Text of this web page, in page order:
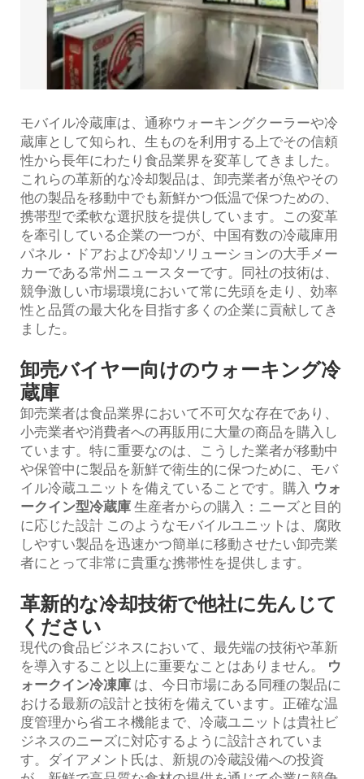
モバイル冷蔵庫は、通称ウォーキングクーラーや冷
蔵庫として知られ、生ものを利用する上でその信頼
性から長年にわたり食品業界を変革してきました。
これらの革新的な冷却製品は、卸売業者が魚やその
他の製品を移動中でも新鮮かつ低温で保つための、
携帯型で柔軟な選択肢を提供しています。この変革
を牽引している企業の一つが、中国有数の冷蔵庫用
パネル・ドアおよび冷却ソリューションの大手メー
カーである常州ニュースターです。同社の技術は、
競争激しい市場環境において常に先頭を走り、効率
性と品質の最大化を目指す多くの企業に貢献してき
ました。
卸売バイヤー向けのウォーキング冷
蔵庫
卸売業者は食品業界において不可欠な存在であり、
小売業者や消費者への再販用に大量の商品を購入し
ています。特に重要なのは、こうした業者が移動中
や保管中に製品を新鮮で衛生的に保つために、モバ
イル冷蔵ユニットを備えていることです。購入 ウォ
ークイン型冷蔵庫 生産者からの購入：ニーズと目的
に応じた設計 このようなモバイルユニットは、腐敗
しやすい製品を迅速かつ簡単に移動させたい卸売業
者にとって非常に貴重な携帯性を提供します。
革新的な冷却技術で他社に先んじて
ください
現代の食品ビジネスにおいて、最先端の技術や革新
を導入すること以上に重要なことはありません。 ウ
ォークイン冷凍庫 は、今日市場にある同種の製品に
おける最新の設計と技術を備えています。正確な温
度管理から省エネ機能まで、冷蔵ユニットは貴社ビ
ジネスのニーズに対応するように設計されていま
す。ダイアメント氏は、新規の冷蔵設備への投資